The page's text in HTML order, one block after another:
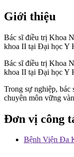
Giới thiệu
Bác sĩ điều trị Khoa
khoa II tại Đại học Y
Bác sĩ điều trị Khoa
khoa II tại Đại học Y
Trong sự nghiệp,
chuyên môn vững
Đơn vị công
Bệnh Viện Đa